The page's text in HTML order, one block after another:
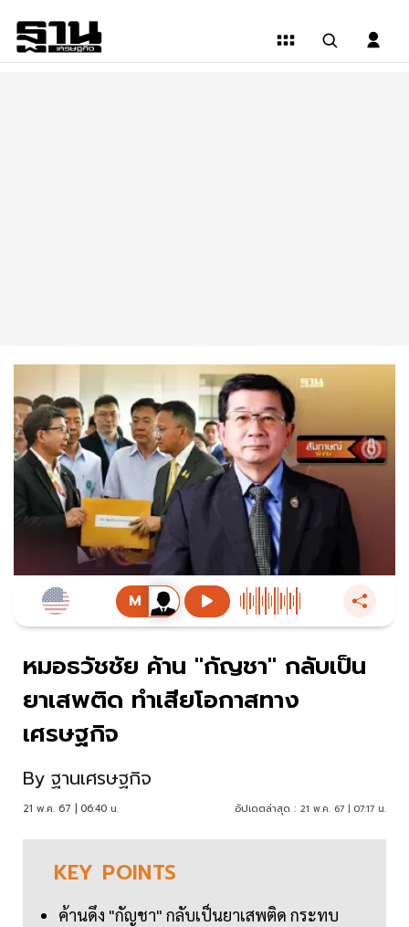
หมอธวัชชัย ค้าน "กัญชา" กลับเป็น
ยาเสพติด ทำเสียโอกาสทาง
เศรษฐกิจ
By ฐานเศรษฐกิจ
21 พ.ค. 67 | 06:40 น. อัปเดตล่าสุด : 21 พ.ค. 67 | 07:17 น.
KEY POINTS
ค้านดึง "กัญชา" กลับเป็นยาเสพติด กระทบ